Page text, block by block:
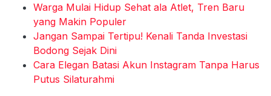
Warga Mulai Hidup Sehat ala Atlet, Tren Baru
yang Makin Populer
Jangan Sampai Tertipu! Kenali Tanda Investasi
Bodong Sejak Dini
Cara Elegan Batasi Akun Instagram Tanpa Harus
Putus Silaturahmi